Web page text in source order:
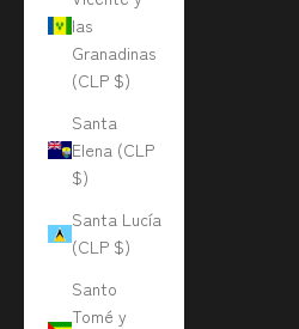
las
Granadinas
(CLP $)
Santa
Elena (CLP
$)
Santa Lucía
(CLP $)
Santo
Tomé y